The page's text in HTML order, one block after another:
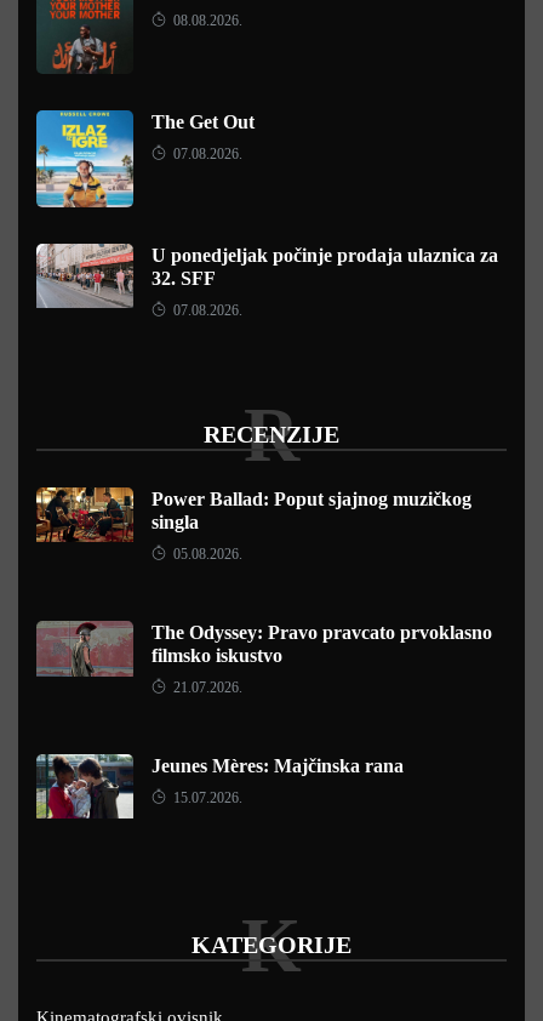
08.08.2026.
The Get Out
07.08.2026.
U ponedjeljak počinje prodaja ulaznica za
32. SFF
07.08.2026.
RECENZIJE
R
Power Ballad: Poput sjajnog muzičkog
singla
05.08.2026.
The Odyssey: Pravo pravcato prvoklasno
filmsko iskustvo
21.07.2026.
Jeunes Mères: Majčinska rana
15.07.2026.
KATEGORIJE
K